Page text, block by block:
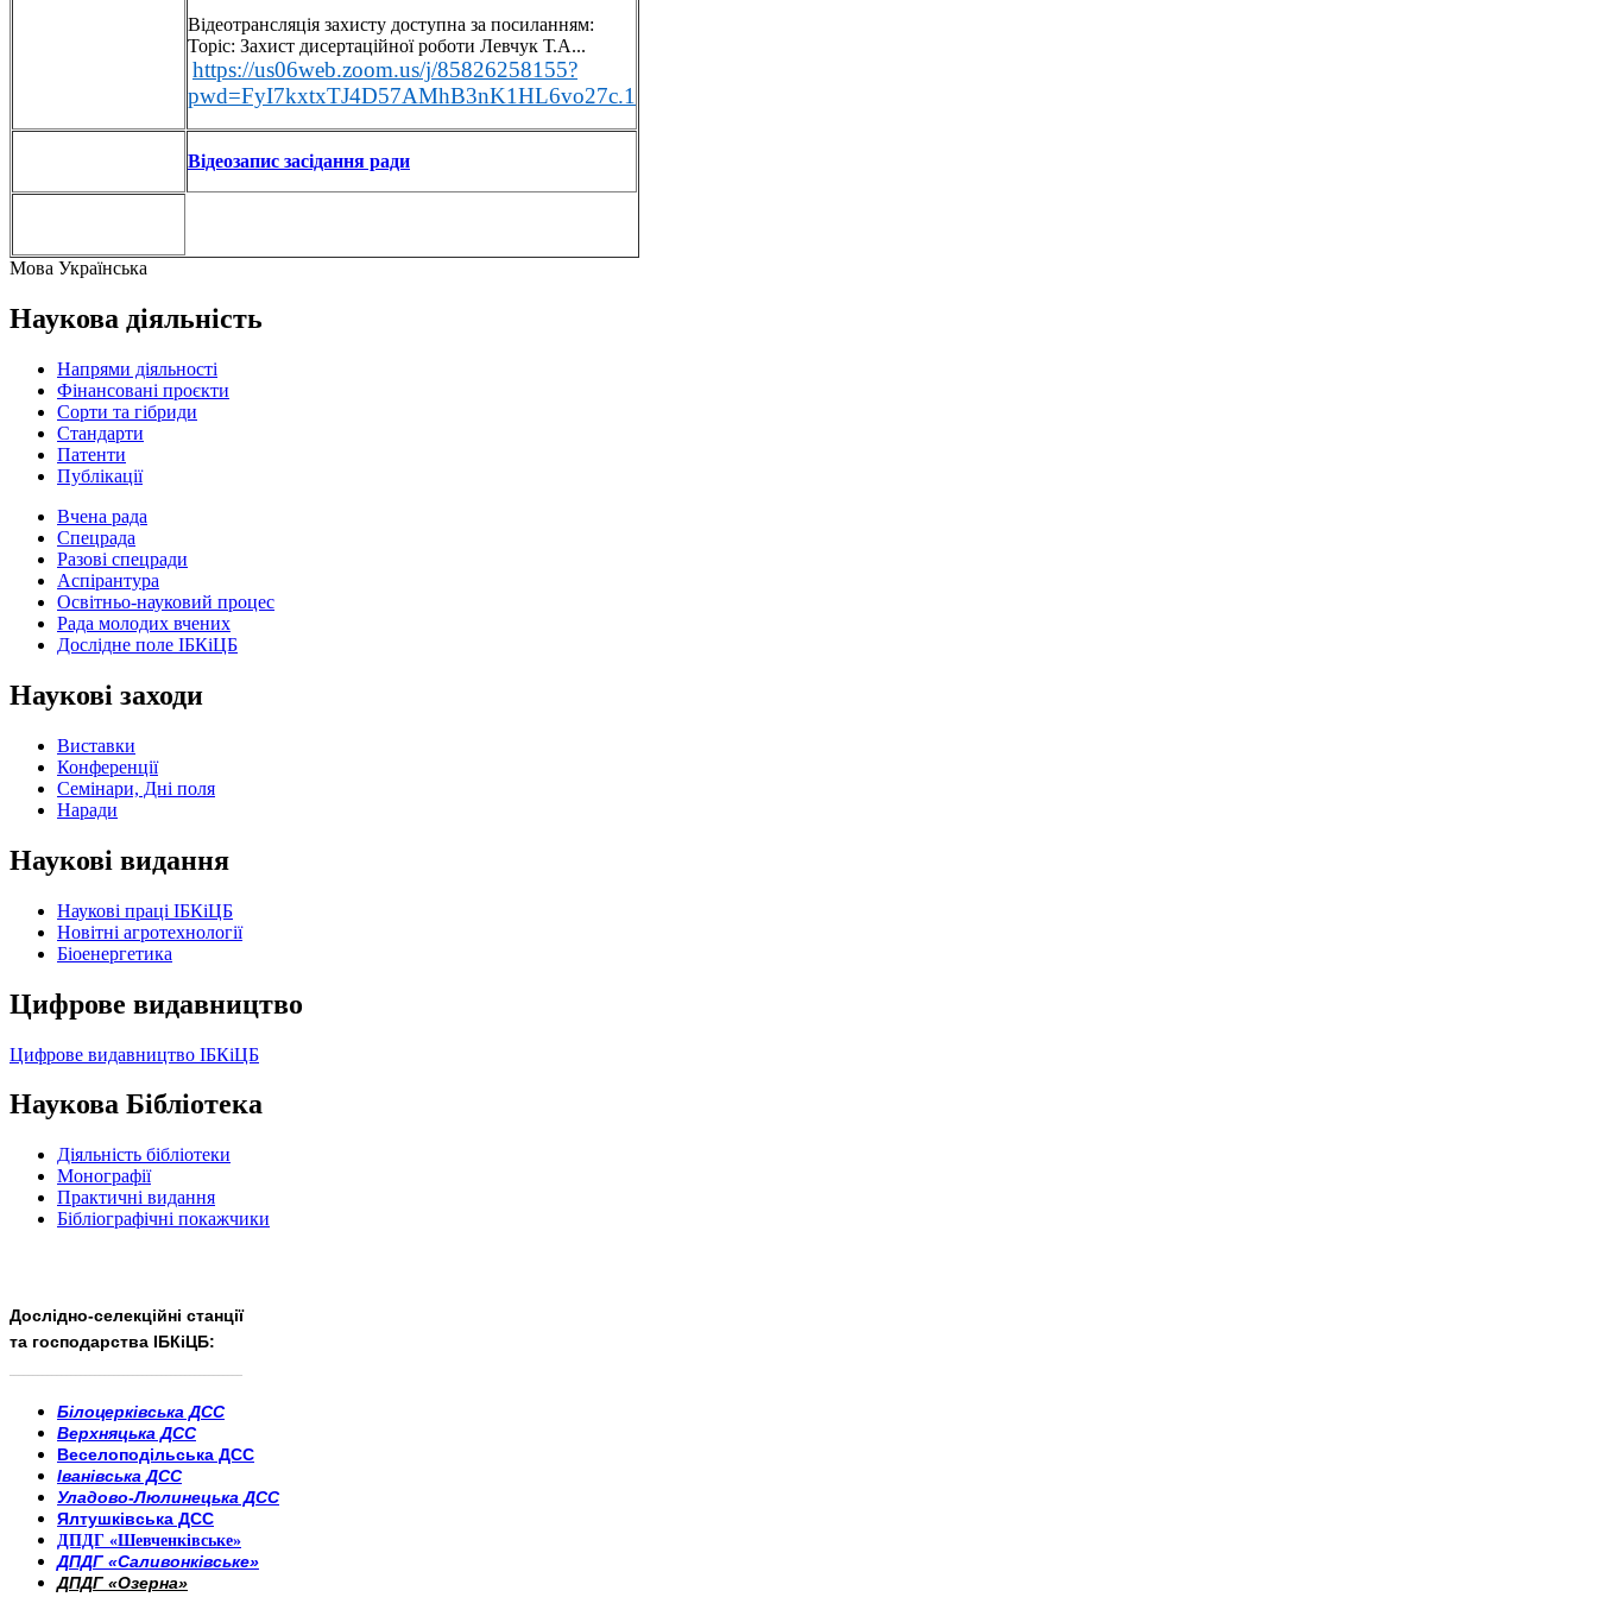
Відеотрансляція захисту доступна за посиланням:
Topic: Захист дисертаційної роботи Левчук Т.А...
https://us06web.zoom.us/j/85826258155?
pwd=FyI7kxtxTJ4D57AMhB3nK1HL6vo27c.1
Відеозапис засідання ради
Мова Українська
Наукова діяльність
Напрями діяльності
Фінансовані проєкти
Сорти та гібриди
Стандарти
Патенти
Публікації
Вчена рада
Спецрада
Разові спецради
Аспірантура
Освітньо-науковий процес
Рада молодих вчених
Дослідне поле ІБКіЦБ
Наукові заходи
Виставки
Конференції
Семінари, Дні поля
Наради
Наукові видання
Наукові праці ІБКіЦБ
Новітні агротехнології
Бiоенергетика
Цифрове видавництво
Цифрове видавництво ІБКіЦБ
Наукова Бібліотека
Діяльність бібліотеки
Монографії
Практичні видання
Бібліографічні покажчики
Дослідно-селекційні станції
та господарства ІБКіЦБ:
Білоцерківська ДСС
Верхняцька ДСС
Веселоподільська ДСС
Іванівська ДСС
Уладово-Люлинецька ДСС
Ялтушківська ДСС
ДПДГ «Шевченківське»
ДПДГ «Саливонківське»
ДПДГ «Озерна»